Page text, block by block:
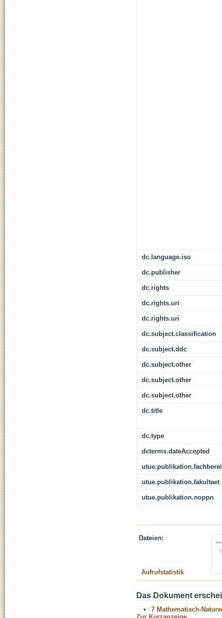
dc.language.iso
dc.publisher
dc.rights
dc.rights.uri
dc.rights.uri
dc.subject.classification
dc.subject.ddc
dc.subject.other
dc.subject.other
dc.subject.other
dc.title
dc.type
dcterms.dateAccepted
utue.publikation.fakultaet
utue.publikation.noppn
Dateien:
Aufrufstatistik
Das Dokument
7 Mathematisch-